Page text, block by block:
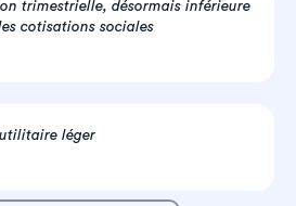
trimestrielle, désormais inférieure
cotisations sociales
léger